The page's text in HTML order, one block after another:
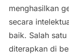
menghasilkan
secara
baik. Salah
diterapkan di